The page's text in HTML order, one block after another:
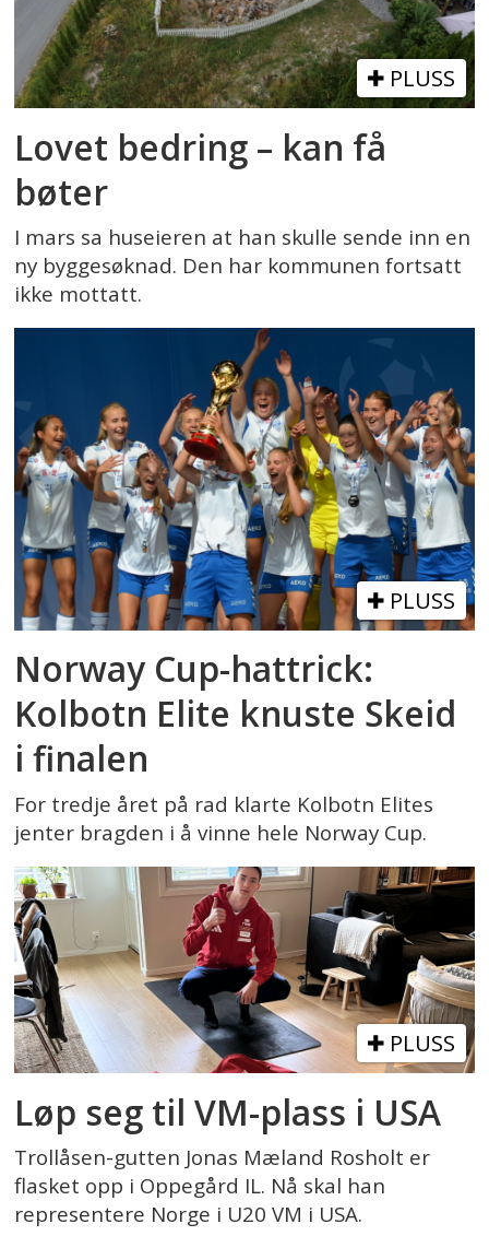
PLUSS
Lovet bedring – kan få
bøter
I mars sa huseieren at han skulle sende inn en
ny byggesøknad. Den har kommunen fortsatt
ikke mottatt.
PLUSS
Norway Cup-hattrick:
Kolbotn Elite knuste Skeid
i finalen
For tredje året på rad klarte Kolbotn Elites
jenter bragden i å vinne hele Norway Cup.
PLUSS
Løp seg til VM-plass i USA
Trollåsen-gutten Jonas Mæland Rosholt er
flasket opp i Oppegård IL. Nå skal han
representere Norge i U20 VM i USA.